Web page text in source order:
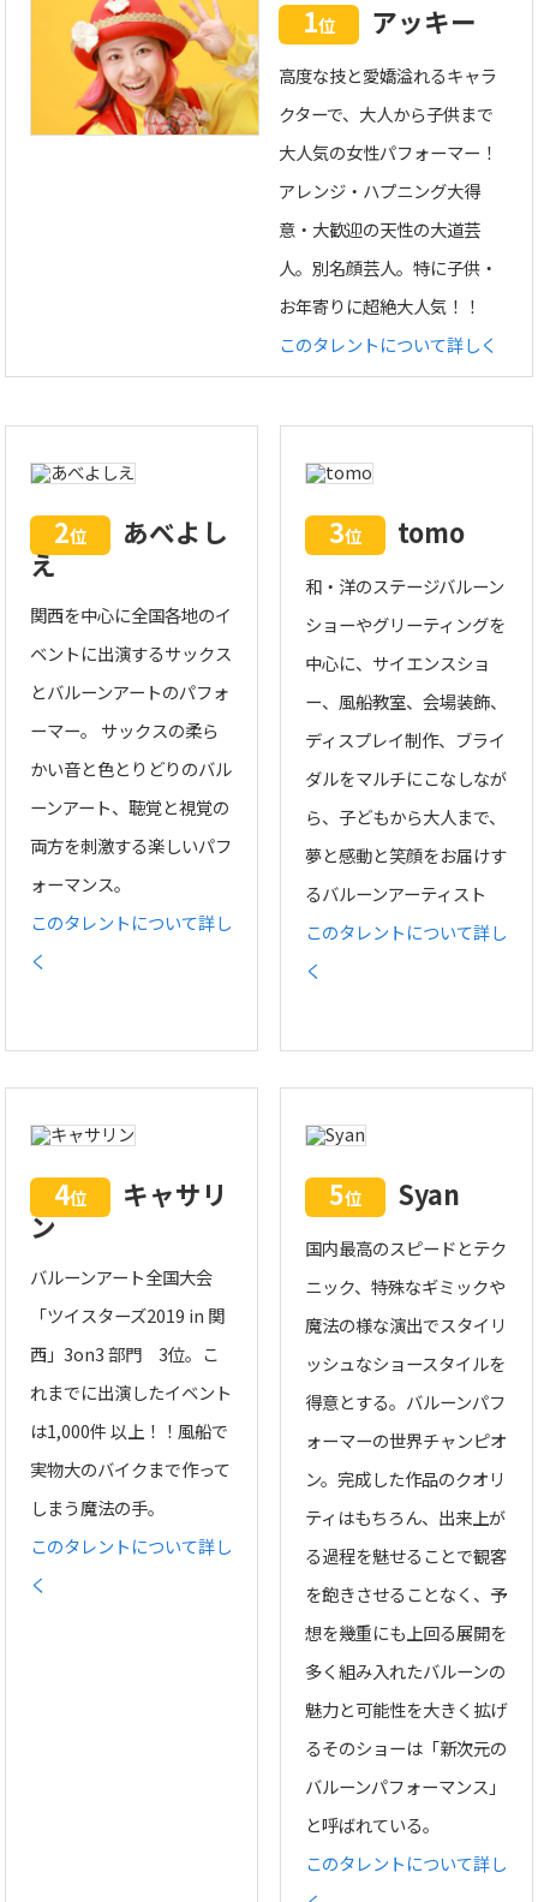
1位 アッキー
高度な技と愛嬌溢れるキャラ
クターで、大人から子供まで
大人気の女性パフォーマー！
アレンジ・ハプニング大得
意・大歓迎の天性の大道芸
人。別名顔芸人。特に子供・
お年寄りに超絶大人気！！
このタレントについて詳しく
2位
あべよし
え
関西を中心に全国各地のイ
ベントに出演するサックス
とバルーンアートのパフォ
ーマー。 サックスの柔ら
かい音と色とりどりのバル
ーンアート、聴覚と視覚の
両方を刺激する楽しいパフ
ォーマンス。
このタレントについて詳し
く
3位 tomo
和・洋のステージバルーン
ショーやグリーティングを
中心に、サイエンスショ
ー、風船教室、会場装飾、
ディスプレイ制作、ブライ
ダルをマルチにこなしなが
ら、子どもから大人まで、
夢と感動と笑顔をお届けす
るバルーンアーティスト
このタレントについて詳し
く
4位
キャサリ
ン
バルーンアート全国大会
「ツイスターズ2019 in 関
西」3on3 部門 3位。こ
れまでに出演したイベント
は1,000件 以上！！風船で
実物大のバイクまで作って
しまう魔法の手。
このタレントについて詳し
く
5位 Syan
国内最高のスピードとテク
ニック、特殊なギミックや
魔法の様な演出でスタイリ
ッシュなショースタイルを
得意とする。バルーンパフ
ォーマーの世界チャンピオ
ン。完成した作品のクオリ
ティはもちろん、出来上が
る過程を魅せることで観客
を飽きさせることなく、予
想を幾重にも上回る展開を
多く組み入れたバルーンの
魅力と可能性を大きく拡げ
るそのショーは「新次元の
バルーンパフォーマンス」
と呼ばれている。
このタレントについて詳し